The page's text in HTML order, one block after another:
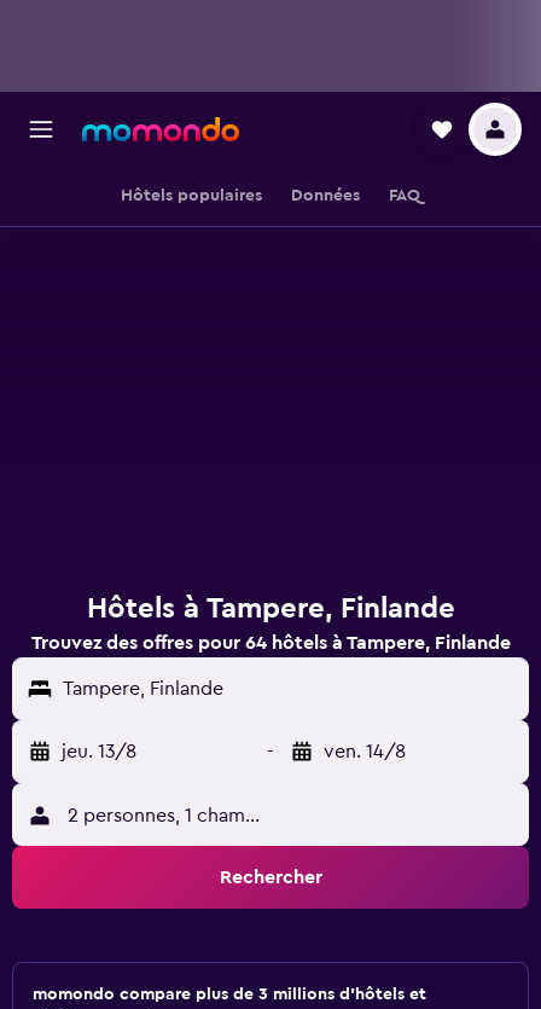
Hôtels populaires Données FAQ
Hôtels à Tampere, Finlande
Trouvez des offres pour 64 hôtels à Tampere, Finlande
Tampere, Finlande
jeu. 13/8 - ven. 14/8
2 personnes, 1 chambre
Rechercher
momondo compare plus de 3 millions d'hôtels et